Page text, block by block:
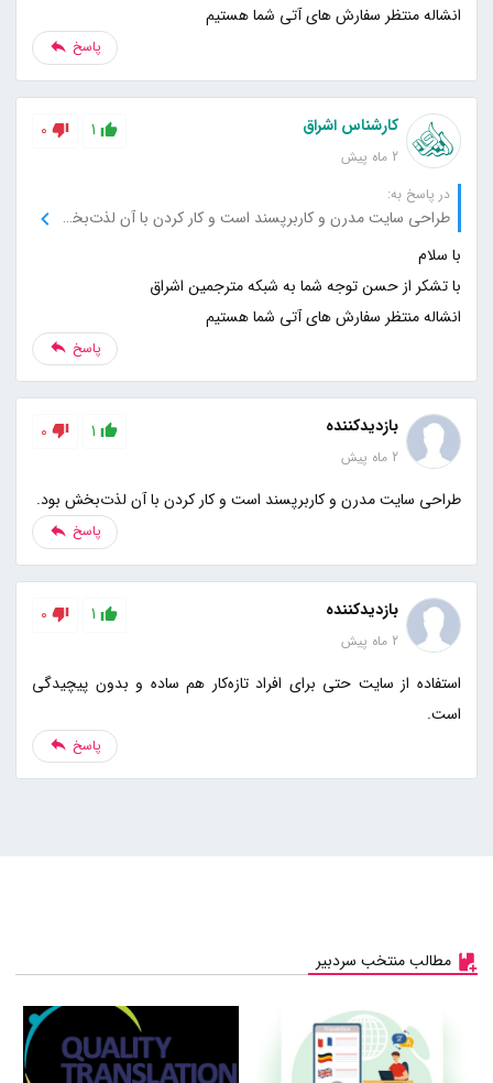
انشاله منتظر سفارش های آتی شما هستیم
پاسخ
کارشناس اشراق
2 ماه پیش
1
0
در پاسخ به:
طراحی سایت مدرن و کاربرپسند است و کار کردن با آن لذت‌بخش بود.
انشاله منتظر سفارش های آتی شما هستیم
پاسخ
بازدیدکننده
2 ماه پیش
1
0
طراحی سایت مدرن و کاربرپسند است و کار کردن با آن لذت‌بخش بود.
پاسخ
بازدیدکننده
2 ماه پیش
1
0
استفاده از سایت حتی برای افراد تازه‌کار هم ساده و بدون پیچیدگی
است.
پاسخ
مطالب منتخب سردبیر